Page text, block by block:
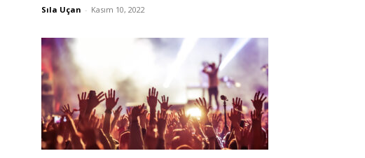
Sıla Uçan - Kasım 10, 2022